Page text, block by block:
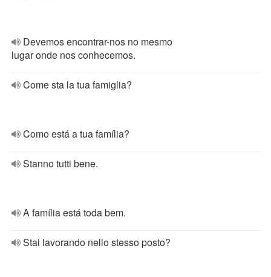
Devemos encontrar-nos no mesmo
lugar onde nos conhecemos.
Come sta la tua famiglia?
Como está a tua família?
Stanno tutti bene.
A família está toda bem.
Stai lavorando nello stesso posto?